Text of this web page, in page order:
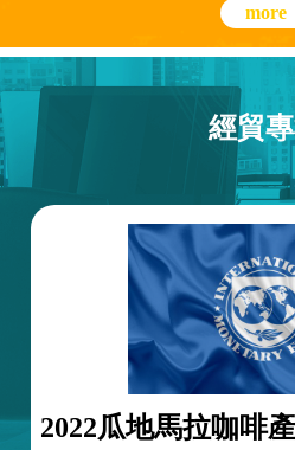
more
經貿
2022瓜地馬拉咖啡